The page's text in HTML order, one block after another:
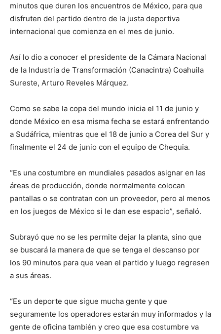
minutos que duren los encuentros de México, para que
disfruten del partido dentro de la justa deportiva
internacional que comienza en el mes de junio.
Así lo dio a conocer el presidente de la Cámara Nacional
de la Industria de Transformación (Canacintra) Coahuila
Sureste, Arturo Reveles Márquez.
Como se sabe la copa del mundo inicia el 11 de junio y
donde México en esa misma fecha se estará enfrentando
a Sudáfrica, mientras que el 18 de junio a Corea del Sur y
finalmente el 24 de junio con el equipo de Chequia.
“Es una costumbre en mundiales pasados asignar en las
áreas de producción, donde normalmente colocan
pantallas o se contratan con un proveedor, pero al menos
en los juegos de México si le dan ese espacio”, señaló.
Subrayó que no se les permite dejar la planta, sino que
se buscará la manera de que se tenga el descanso por
los 90 minutos para que vean el partido y luego regresen
a sus áreas.
“Es un deporte que sigue mucha gente y que
seguramente los operadores estarán muy informados y la
gente de oficina también y creo que esa costumbre va